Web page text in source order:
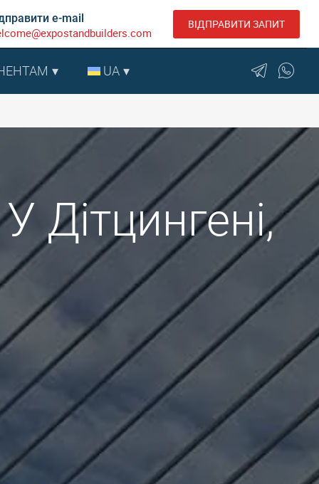
e-mail ВІДПРАВИТИ ЗАПИТ
UA
Дітцингені,